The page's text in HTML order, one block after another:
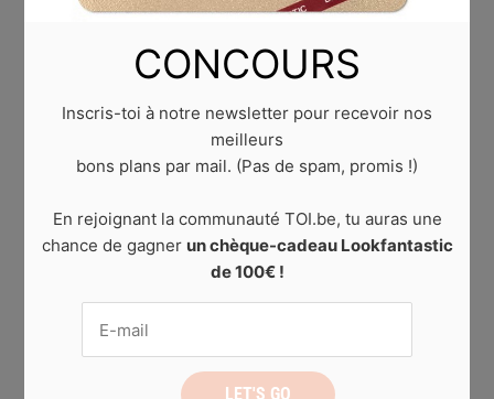
CONCOURS
Inscris-toi à notre newsletter pour recevoir nos
meilleurs
bons plans par mail. (Pas de spam, promis !)
En rejoignant la communauté TOI.be, tu auras une
chance de gagner un chèque-cadeau Lookfantastic
de 100€ !